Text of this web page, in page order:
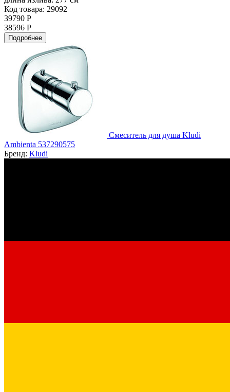
Код товара: 29092
39790 Р
38596 Р
Подробнее
Смеситель для душа Kludi
Ambienta 537290575
Бренд: Kludi